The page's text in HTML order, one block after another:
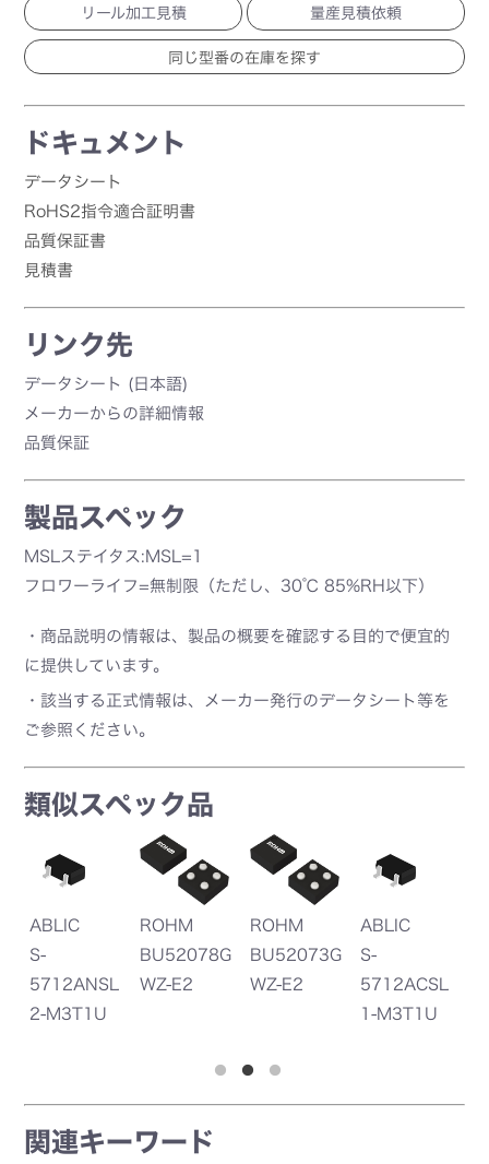
リール加工見積 量産見積依頼
ドキュメント
データシート
RoHS2指令適合証明書
品質保証書
見積書
リンク先
データシート (日本語)
メーカーからの詳細情報
品質保証
製品スペック
MSLステイタス:MSL=1
フロワーライフ=無制限（ただし、30℃ 85%RH以下）
・商品説明の情報は、製品の概要を確認する目的で便宜的
に提供しています。
・該当する正式情報は、メーカー発行のデータシート等を
ご参照ください。
類似スペック品
ABLIC
S-
5712ANSL
2-M3T1U
ROHM
BU52078G
WZ-E2
ROHM
BU52073G
WZ-E2
ABLIC
S-
5712ACSL
1-M3T1U
関連キーワード